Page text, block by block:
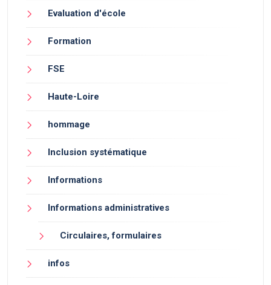
Evaluation d'école
Formation
FSE
Haute-Loire
hommage
Inclusion systématique
Informations
Informations administratives
Circulaires, formulaires
infos